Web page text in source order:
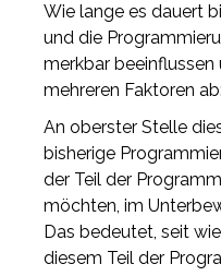
Wie lange es dauert
und die
merkbar
mehreren Faktoren ab:
An oberster Stelle
bisherige
der Teil der
möchten, im
Das bedeutet, seit
diesem Teil der